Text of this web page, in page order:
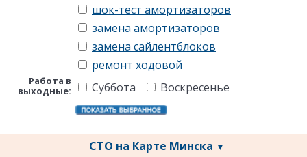
шок-тест амортизаторов
замена амортизаторов
замена сайлентблоков
ремонт ходовой
Работа в
выходные:
Суббота Воскресенье
СТО на Карте Минска ▼